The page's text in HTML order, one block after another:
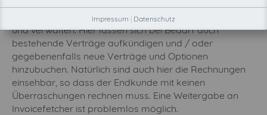
über den Login-Button das eigene Profil bearbeiten
und verwalten. Hier lassen sich bei Bedarf auch
bestehende Verträge aufkündigen und / oder
gegebenenfalls neue Verträge und Optionen
hinzubuchen. Natürlich sind auch hier die Rechnungen
einsehbar, so dass der Endkunde mit keinen
Überraschungen rechnen muss. Eine Weitergabe an
Invoicefetcher ist problemlos möglich.
Impressum | Datenschutz